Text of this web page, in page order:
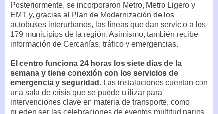
Posteriormente, se incorporaron Metro, Metro Ligero y
EMT y, gracias al Plan de Modernización de los
autobuses interurbanos, las líneas que dan servicio a los
179 municipios de la región. Asimismo, también recibe
información de Cercanías, tráfico y emergencias.
El centro funciona 24 horas los siete días de la
semana y tiene conexión con los servicios de
emergencia y seguridad . Las instalaciones cuentan con
una sala de crisis que se puede utilizar para
intervenciones clave en materia de transporte, como
pueden ser las celebraciones de eventos multitudinarios